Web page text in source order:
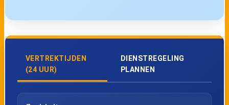
VERTREKTIJDEN
(24 UUR)
DIENSTREGELING
PLANNEN